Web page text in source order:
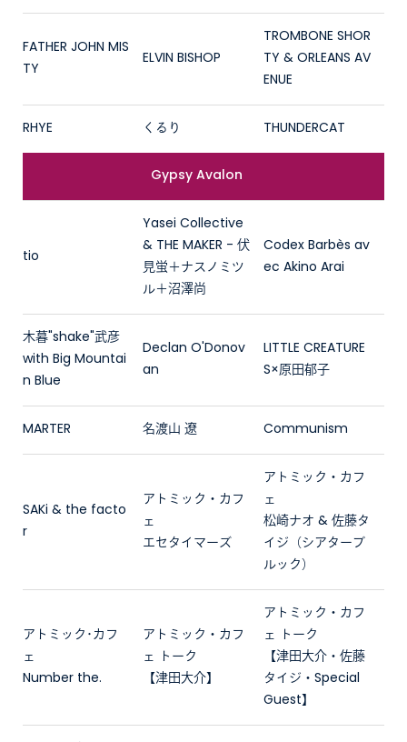
FATHER JOHN MIS
TY
ELVIN BISHOP
TROMBONE SHOR
TY & ORLEANS AV
ENUE
RHYE くるり THUNDERCAT
Gypsy Avalon
tio
Yasei Collective
& THE MAKER - 伏
見蛍＋ナスノミツ
ル＋沼澤尚
Codex Barbès av
ec Akino Arai
木暮"shake"武彦
with Big Mountai
n Blue
Declan O'Donov
an
LITTLE CREATURE
S×原田郁子
MARTER 名渡山 遼 Communism
SAKi & the facto
r
アトミック・カフ
ェ
エセタイマーズ
アトミック・カフ
ェ
松崎ナオ & 佐藤タ
イジ（シアターブ
ルック）
アトミック･カフ
ェ
Number the.
アトミック・カフ
ェ トーク
【津田大介】
アトミック・カフ
ェ トーク
【津田大介・佐藤
タイジ・Special
Guest】